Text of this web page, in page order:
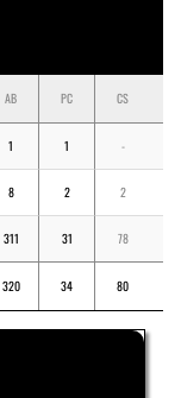
AB PC CS
1 1 -
8 2 2
311 31 78
320 34 80